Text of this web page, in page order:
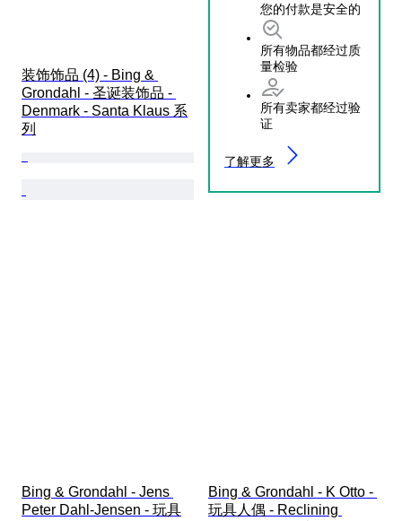
您的付款是安全的
所有物品都经过质
量检验
所有卖家都经过验
证
了解更多
装饰饰品 (4) - Bing &
Grondahl - 圣诞装饰品 -
Denmark - Santa Klaus 系
列
Bing & Grondahl - Jens
Peter Dahl-Jensen - 玩具
Bing & Grondahl - K Otto -
玩具人偶 - Reclining